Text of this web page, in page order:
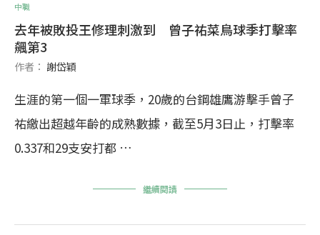
中職
去年被敗投王修理刺激到 曾子祐菜鳥球季打擊率
飆第3
作者： 謝岱穎
生涯的第一個一軍球季，20歲的台鋼雄鷹游擊手曾子
祐繳出超越年齡的成熟數據，截至5月3日止，打擊率
0.337和29支安打都 …
繼續閱讀